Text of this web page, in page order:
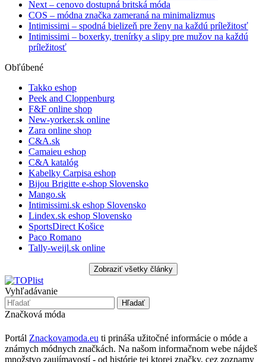
Next – cenovo dostupná britská móda
COS – módna značka zameraná na minimalizmus
Intimissimi – spodná bielizeň pre ženy na každú príležitosť
Intimissimi – boxerky, trenírky a slipy pre mužov na každú
príležitosť
Obľúbené
Takko eshop
Peek and Cloppenburg
F&F online shop
New-yorker.sk online
Zara online shop
C&A.sk
Camaieu eshop
C&A katalóg
Kabelky Carpisa eshop
Bijou Brigitte e-shop Slovensko
Mango.sk
Intimissimi.sk eshop Slovensko
Lindex.sk eshop Slovensko
SportsDirect Košice
Paco Romano
Tally-weijl.sk online
Vyhľadávanie
Značková móda
Portál Znackovamoda.eu ti prináša užitočné informácie o móde a
známych módnych značkách. Na našom informačnom webe nájdeš
množstvo zaujímavostí - od histórie tej ktorej značky, cez zoznamy